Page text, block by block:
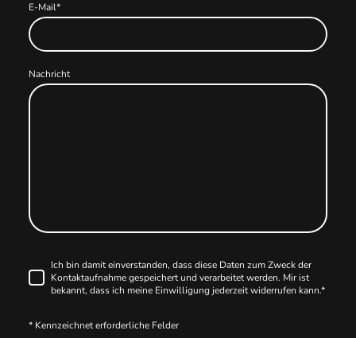
E-Mail*
Nachricht
Ich bin damit einverstanden, dass diese Daten zum Zweck der
Kontaktaufnahme gespeichert und verarbeitet werden. Mir ist
bekannt, dass ich meine Einwilligung jederzeit widerrufen kann.*
* Kennzeichnet erforderliche Felder